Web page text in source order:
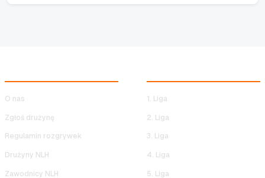
O nas
Zgłoś drużynę
Regulamin rozgrywek
Drużyny NLH
Zawodnicy NLH
1. Liga
2. Liga
3. Liga
4. Liga
5. Liga